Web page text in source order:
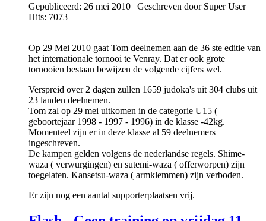
Gepubliceerd: 26 mei 2010 | Geschreven door Super User|
Hits: 7073
Op 29 Mei 2010 gaat Tom deelnemen aan de 36 ste editie van
het internationale tornooi te Venray. Dat er ook grote
tornooien bestaan bewijzen de volgende cijfers wel.
Verspreid over 2 dagen zullen 1659 judoka's uit 304 clubs uit
23 landen deelnemen.
Tom zal op 29 mei uitkomen in de categorie U15 (
geboortejaar 1998 - 1997 - 1996) in de klasse -42kg.
Momenteel zijn er in deze klasse al 59 deelnemers
ingeschreven.
De kampen gelden volgens de nederlandse regels. Shime-
waza ( verwurgingen) en sutemi-waza ( offerworpen) zijn
toegelaten. Kansetsu-waza ( armklemmen) zijn verboden.
Er zijn nog een aantal supporterplaatsen vrij.